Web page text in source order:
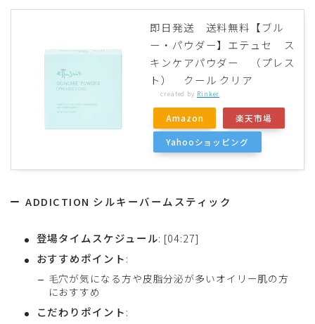
即日発送 送料無料【ブル
ー・パウダー】エテュセ ス
キンケアパウダー （プレス
ト） クール クリア
created by Rinker
Amazon 楽天市場
Yahooショッピング
ADDICTION シルキーバームスティック
登場タイムスケジュール: [04:27]
おすすめポイント:
毛穴が気になる方や皮脂分泌が多いオイリー肌の方
におすすめ
こだわりポイント: